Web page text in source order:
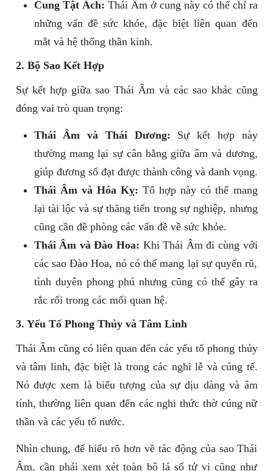
Cung Tật Ách: Thái Âm ở cung này có thể chỉ ra
những vấn đề sức khỏe, đặc biệt liên quan đến
mắt và hệ thống thần kinh.
2. Bộ Sao Kết Hợp
Sự kết hợp giữa sao Thái Âm và các sao khác cũng
đóng vai trò quan trọng:
Thái Âm và Thái Dương: Sự kết hợp này
thường mang lại sự cân bằng giữa âm và dương,
giúp đương số đạt được thành công và danh vọng.
Thái Âm và Hóa Kỵ: Tổ hợp này có thể mang
lại tài lộc và sự thăng tiến trong sự nghiệp, nhưng
cũng cần đề phòng các vấn đề về sức khỏe.
Thái Âm và Đào Hoa: Khi Thái Âm đi cùng với
các sao Đào Hoa, nó có thể mang lại sự quyến rũ,
tình duyên phong phú nhưng cũng có thể gây ra
rắc rối trong các mối quan hệ.
3. Yếu Tố Phong Thủy và Tâm Linh
Thái Âm cũng có liên quan đến các yếu tố phong thủy
và tâm linh, đặc biệt là trong các nghi lễ và cúng tế.
Nó được xem là biểu tượng của sự dịu dàng và âm
tính, thường liên quan đến các nghi thức thờ cúng nữ
thần và các yếu tố nước.
Nhìn chung, để hiểu rõ hơn về tác động của sao Thái
Âm, cần phải xem xét toàn bộ lá số tử vi cũng như